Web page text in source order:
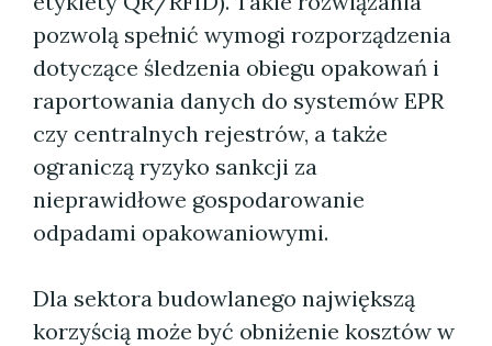
pozwolą spełnić wymogi rozporządzenia
dotyczące śledzenia obiegu opakowań i
raportowania danych do systemów EPR
czy centralnych rejestrów, a także
ograniczą ryzyko sankcji za
nieprawidłowe gospodarowanie
odpadami opakowaniowymi.
Dla sektora budowlanego największą
korzyścią może być obniżenie kosztów w